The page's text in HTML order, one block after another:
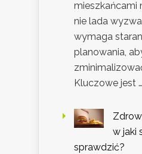
mieszkańcami
nie lada
wymaga
planowania,
Kluczowe jest …
w jaki
sprawdzić?